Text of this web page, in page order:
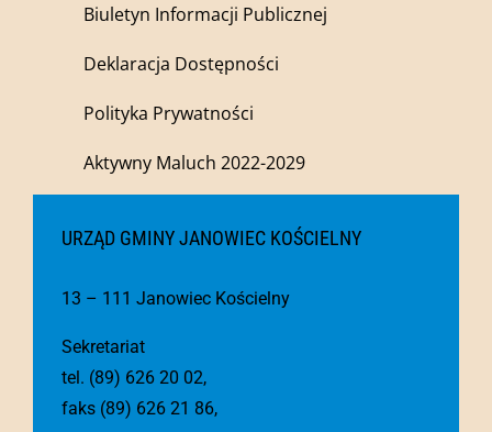
Biuletyn Informacji Publicznej
Deklaracja Dostępności
Polityka Prywatności
Aktywny Maluch 2022-2029
URZĄD GMINY JANOWIEC KOŚCIELNY
13 – 111 Janowiec Kościelny
Sekretariat
tel. (89) 626 20 02,
faks (89) 626 21 86,